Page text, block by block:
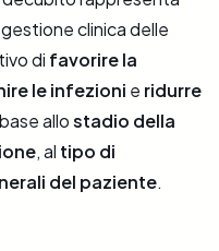
clinica delle
di favorire la
le infezioni e ridurre
allostadio della
, al tipo di
del paziente.